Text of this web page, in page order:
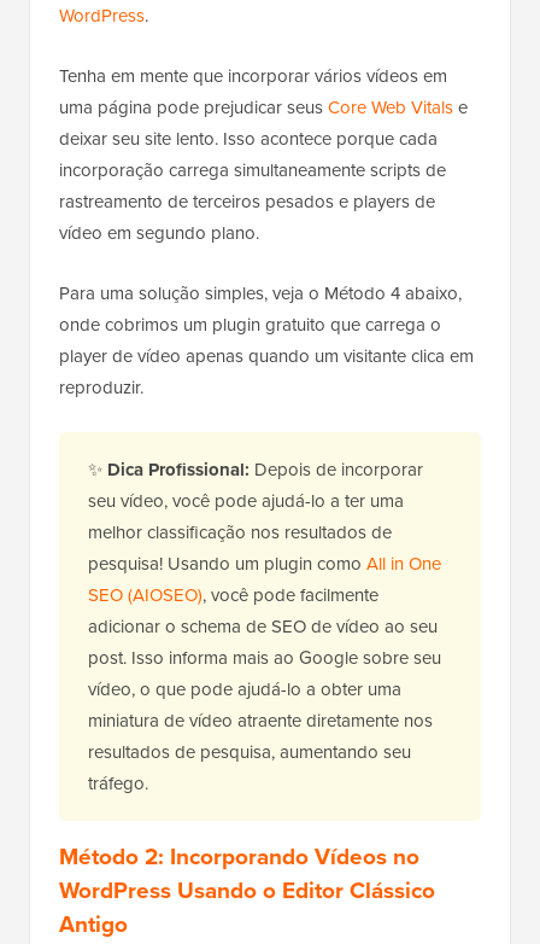
WordPress.
Tenha em mente que incorporar vários vídeos em
uma página pode prejudicar seusCore Web Vitalse
deixar seu site lento. Isso acontece porque cada
incorporação carrega simultaneamente scripts de
rastreamento de terceiros pesados e players de
vídeo em segundo plano.
Para uma solução simples, veja o Método 4 abaixo,
onde cobrimos um plugin gratuito que carrega o
player de vídeo apenas quando um visitante clica em
reproduzir.
✨ Dica Profissional: Depois de incorporar
seu vídeo, você pode ajudá-lo a ter uma
melhor classificação nos resultados de
pesquisa! Usando um plugin como All in One
SEO (AIOSEO), você pode facilmente
adicionar o schema de SEO de vídeo ao seu
post. Isso informa mais ao Google sobre seu
vídeo, o que pode ajudá-lo a obter uma
miniatura de vídeo atraente diretamente nos
resultados de pesquisa, aumentando seu
tráfego.
Método 2: Incorporando Vídeos no
WordPress Usando o Editor Clássico
Antigo